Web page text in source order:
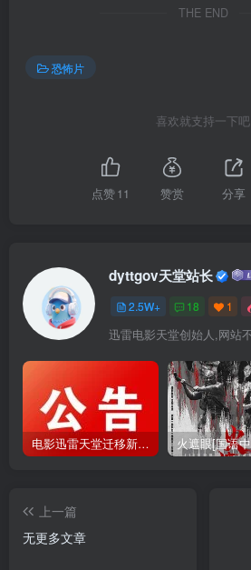
THE END
恐怖片
喜欢就支持一下吧
点赞11 赞赏 分享
dyttgov天堂站长
2.5W+ 18 1
电影迅雷天堂迁移新服务器,正常更新，维护完毕!
上一篇
无更多文章